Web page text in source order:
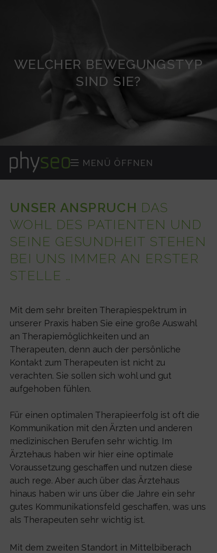
WELCHER BEWEGUNGSTYP
SIND SIE?
 MENÜ ÖFFNEN
UNSER ANSPRUCH DAS
WOHL DES PATIENTEN UND
SEINE GESUNDHEIT STEHEN
BEI UNS IMMER AN ERSTER
STELLE …
Mit dem sehr breiten Therapiespektrum in
unserer Praxis haben Sie eine große Auswahl
an Therapiemöglichkeiten und an
Therapeuten, denn auch der persönliche
Kontakt zum Therapeuten ist nicht zu
verachten. Sie sollen sich wohl und gut
aufgehoben fühlen.
Für einen optimalen Therapieerfolg ist oft die
Kommunikation mit den Ärzten und anderen
medizinischen Berufen sehr wichtig. Im
Ärztehaus haben wir hier eine optimale
Voraussetzung geschaffen und nutzen diese
auch rege. Aber auch über das Ärztehaus
hinaus haben wir uns über die Jahre ein sehr
gutes Kommunikationsfeld geschaffen, was uns
als Therapeuten sehr wichtig ist.
Mit dem zweiten Standort in Mittelbiberach